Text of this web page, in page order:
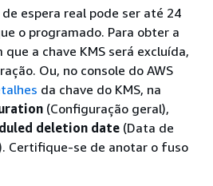
espera real pode ser até 24
o programado. Para obter a
a chave KMS será excluída,
Ou, no console do AWS
da chave do KMS, na
(Configuração geral),
deletion date (Data de
Certifique-se de anotar o fuso